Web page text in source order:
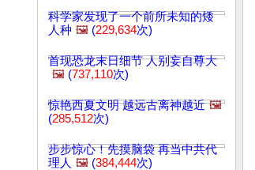
科学家发现了一个前所未知的矮
人种 🖼️ (229,634次)
首现恐龙末日细节 人别妄自尊大
🖼️ (737,110次)
惊艳西夏文明 越远古离神越近 🖼️
(285,512次)
步步惊心！先摸脑袋 再当中共代
理人 🖼️ (384,444次)